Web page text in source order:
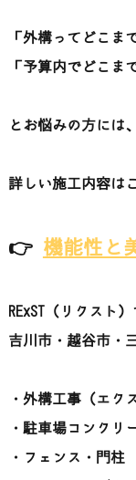
「外構ってどこま
「予算内でどこま
とお悩みの方には
詳しい施工内容は
👉 機能性と
RExST（リクスト）
吉川市・越谷市・
・外構工事（エク
・駐車場コンクリ
・フェンス・門柱